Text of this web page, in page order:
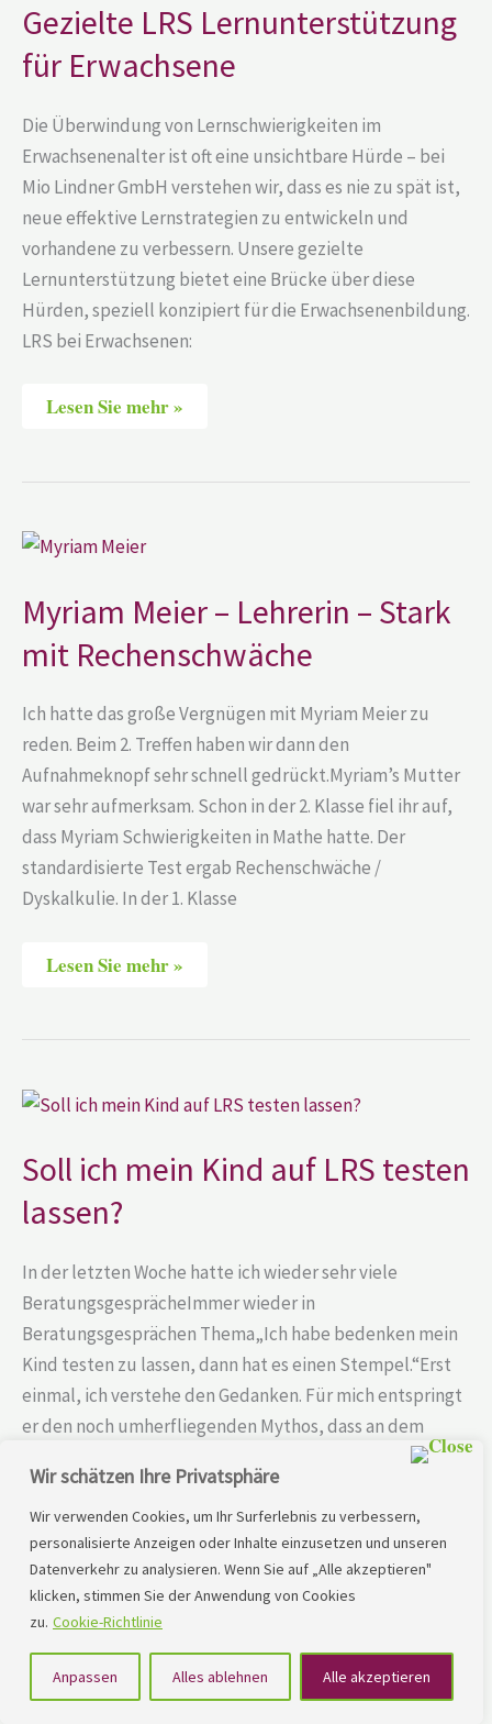
Wir schätzen Ihre Privatsphäre
Wir verwenden Cookies, um Ihr Surferlebnis zu verbessern,
personalisierte Anzeigen oder Inhalte einzusetzen und unseren
Datenverkehr zu analysieren. Wenn Sie auf „Alle akzeptieren"
klicken, stimmen Sie der Anwendung von Cookies
zu. Cookie-Richtlinie
Anpassen Alles ablehnen Alle akzeptieren
Gezielte LRS Lernunterstützung
für Erwachsene
Die Überwindung von Lernschwierigkeiten im
Erwachsenenalter ist oft eine unsichtbare Hürde – bei
Mio Lindner GmbH verstehen wir, dass es nie zu spät ist,
neue effektive Lernstrategien zu entwickeln und
vorhandene zu verbessern. Unsere gezielte
Lernunterstützung bietet eine Brücke über diese
Hürden, speziell konzipiert für die Erwachsenenbildung.
LRS bei Erwachsenen:
Erwachsene
Lesen Sie mehr »
Myriam Meier – Lehrerin – Stark
mit Rechenschwäche
Ich hatte das große Vergnügen mit Myriam Meier zu
reden. Beim 2. Treffen haben wir dann den
Aufnahmeknopf sehr schnell gedrückt.Myriam’s Mutter
war sehr aufmerksam. Schon in der 2. Klasse fiel ihr auf,
dass Myriam Schwierigkeiten in Mathe hatte. Der
standardisierte Test ergab Rechenschwäche /
Dyskalkulie. In der 1. Klasse
Myriam
Meier
Lehrerin
–
Stark
mit
Rechenschwäche
Lesen Sie mehr »
Soll ich mein Kind auf LRS testen
lassen?
In der letzten Woche hatte ich wieder sehr viele
BeratungsgesprächeImmer wieder in
Beratungsgesprächen Thema„Ich habe bedenken mein
Kind testen zu lassen, dann hat es einen Stempel.“Erst
einmal, ich verstehe den Gedanken. Für mich entspringt
er den noch umherfliegenden Mythos, dass an dem
Vermögen der Rechtschreibung die Intelligenz zu
messen ist.Auch
Soll
ich
Kind
auf
LRS
testen
lassen?
Lesen Sie mehr »
Kathrin
Horstschräer